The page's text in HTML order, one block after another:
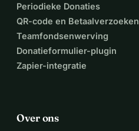
Periodieke Donaties
QR-code en Betaalverzoeken
Teamfondsenwerving
Donatieformulier-plugin
Zapier-integratie
Over ons